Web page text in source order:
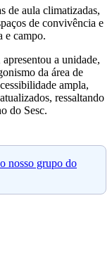
de aula climatizadas,
de convivência e
e campo.
a unidade,
da área de
ampla,
ressaltando
do Sesc.
nosso grupo do